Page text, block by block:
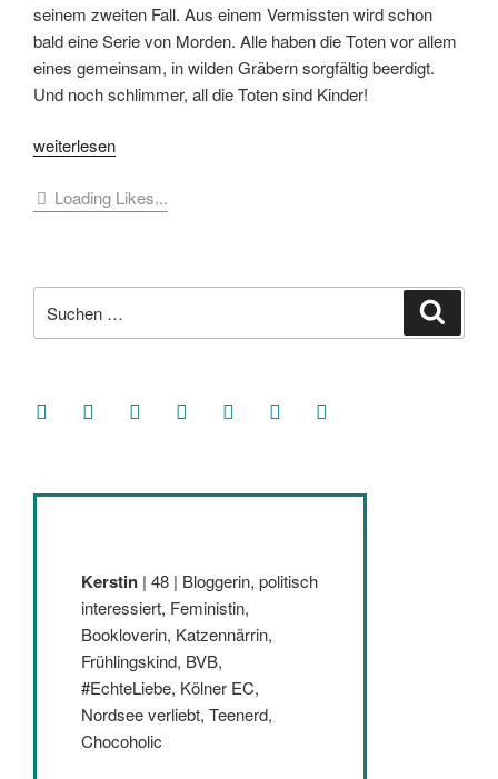
seinem zweiten Fall. Aus einem Vermissten wird schon
bald eine Serie von Morden. Alle haben die Toten vor allem
eines gemeinsam, in wilden Gräbern sorgfältig beerdigt.
Und noch schlimmer, all die Toten sind Kinder!
„Hagen
–
weiterlesen
Loading Likes...
nach:
facebooksoundcloud
twitter mastodoninstagramthreads goodreads
Kerstin | 48 | Bloggerin, politisch
interessiert, Feministin,
Bookloverin, Katzennärrin,
Frühlingskind, BVB,
#EchteLiebe, Kölner EC,
Nordsee verliebt, Teenerd,
Chocoholic